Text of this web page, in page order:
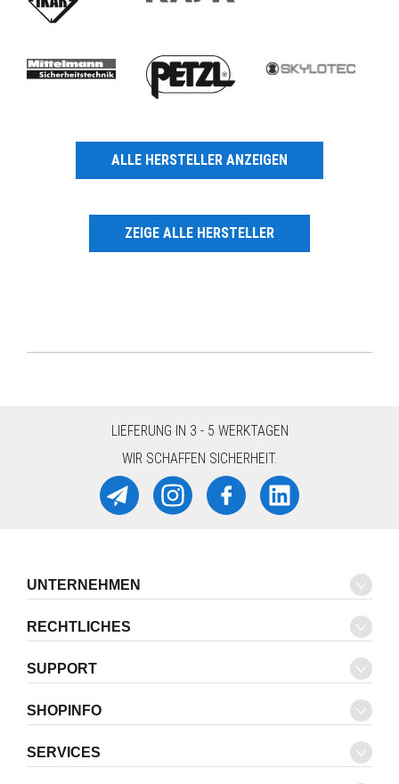
ALLE HERSTELLER ANZEIGEN
ZEIGE ALLE HERSTELLER
LIEFERUNG IN 3 - 5 WERKTAGEN
WIR SCHAFFEN SICHERHEIT.
UNTERNEHMEN
RECHTLICHES
SUPPORT
SHOPINFO
SERVICES